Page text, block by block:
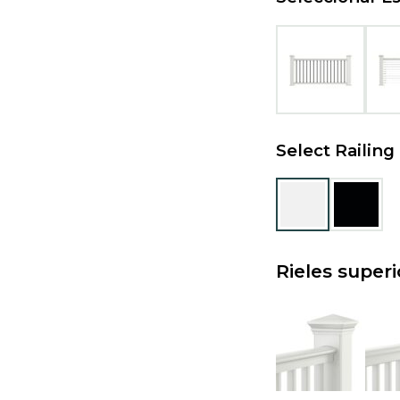
Select Railing
Rieles